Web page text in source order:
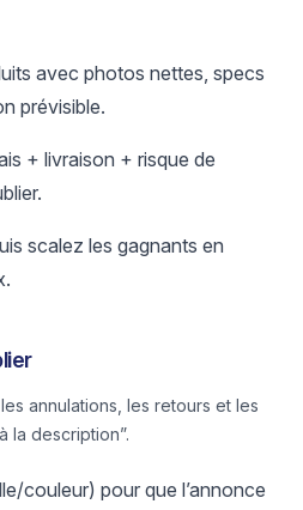
avec photos nettes, specs
prévisible.
+ livraison + risque de
scalez les gagnants en
annulations, les retours et les
la description”.
couleur) pour que l’annonce